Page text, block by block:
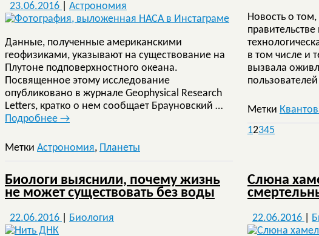
23.06.2016 Астрономия
Данные, полученные американскими
геофизиками, указывают на существование на
Плутоне подповерхностного океана.
Посвященное этому исследование
опубликовано в журнале Geophysical Research
Letters, кратко о нем сообщает Брауновский …
Подробнее →
Метки Астрономия, Планеты
Новость о
в том числе и
вызвала
Метки
Биологи выяснили, почему жизнь
не может существовать без воды
22.06.2016 Биология
Слюна
22.06.2016
12345